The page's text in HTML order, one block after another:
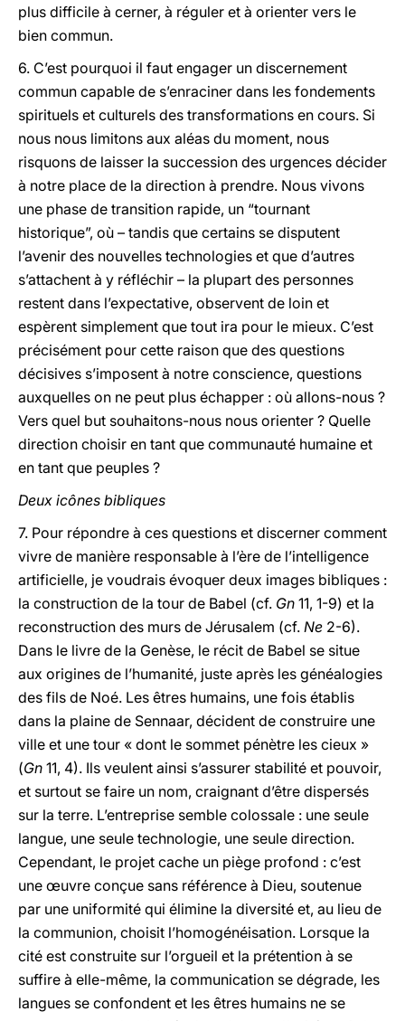
plus difficile à cerner, à réguler et à orienter vers le
bien commun.
6. C’est pourquoi il faut engager un discernement
commun capable de s’enraciner dans les fondements
spirituels et culturels des transformations en cours. Si
nous nous limitons aux aléas du moment, nous
risquons de laisser la succession des urgences décider
à notre place de la direction à prendre. Nous vivons
une phase de transition rapide, un “tournant
historique”, où – tandis que certains se disputent
l’avenir des nouvelles technologies et que d’autres
s’attachent à y réfléchir – la plupart des personnes
restent dans l’expectative, observent de loin et
espèrent simplement que tout ira pour le mieux. C’est
précisément pour cette raison que des questions
décisives s’imposent à notre conscience, questions
auxquelles on ne peut plus échapper : où allons-nous ?
Vers quel but souhaitons-nous nous orienter ? Quelle
direction choisir en tant que communauté humaine et
en tant que peuples ?
Deux icônes bibliques
7. Pour répondre à ces questions et discerner comment
vivre de manière responsable à l’ère de l’intelligence
artificielle, je voudrais évoquer deux images bibliques :
la construction de la tour de Babel (cf. Gn 11, 1-9) et la
reconstruction des murs de Jérusalem (cf. Ne 2-6).
Dans le livre de la Genèse, le récit de Babel se situe
aux origines de l’humanité, juste après les généalogies
des fils de Noé. Les êtres humains, une fois établis
dans la plaine de Sennaar, décident de construire une
ville et une tour « dont le sommet pénètre les cieux »
(Gn 11, 4). Ils veulent ainsi s’assurer stabilité et pouvoir,
et surtout se faire un nom, craignant d’être dispersés
sur la terre. L’entreprise semble colossale : une seule
langue, une seule technologie, une seule direction.
Cependant, le projet cache un piège profond : c’est
une œuvre conçue sans référence à Dieu, soutenue
par une uniformité qui élimine la diversité et, au lieu de
la communion, choisit l’homogénéisation. Lorsque la
cité est construite sur l’orgueil et la prétention à se
suffire à elle-même, la communication se dégrade, les
langues se confondent et les êtres humains ne se